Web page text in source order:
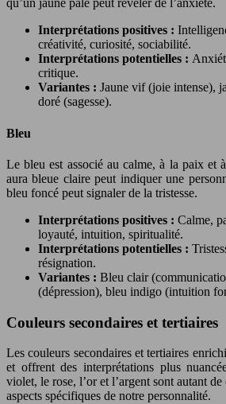
qu’un jaune pâle peut révéler de l’anxiété.
Interprétations positives :
créativité, curiosité, sociabilité.
Interprétations potentielles :
critique.
Variantes : Jaune vif (joie intense),
doré (sagesse).
Bleu
Le bleu est associé au calme, à la paix et
aura bleue claire peut indiquer une
bleu foncé peut signaler de la tristesse.
Interprétations positives : Calme,
loyauté, intuition, spiritualité.
Interprétations potentielles :
résignation.
Variantes : Bleu clair
(dépression), bleu indigo (intuition
Couleurs secondaires et tertiaires
Les couleurs secondaires et tertiaires
et offrent des interprétations plus
violet, le rose, l’or et l’argent sont autant
aspects spécifiques de notre personnalité.